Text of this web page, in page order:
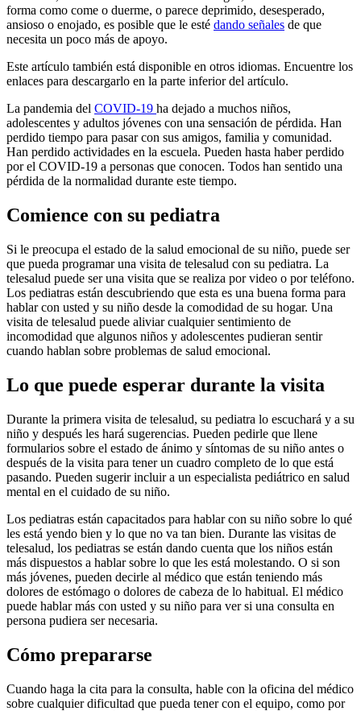
forma como come o duerme, o parece deprimido, desesperado,
ansioso o enojado, es posible que le esté dando señales de que
necesita un poco más de apoyo.
Este artículo también está disponible en otros idiomas. Encuentre los
enlaces para descargarlo en la parte inferior del artículo.
La pandemia del COVID-19 ha dejado a muchos niños,
adolescentes y adultos jóvenes con una sensación de pérdida. Han
perdido tiempo para pasar con sus amigos, familia y comunidad.
Han perdido actividades en la escuela. Pueden hasta haber perdido
por el COVID-19 a personas que conocen. Todos han sentido una
pérdida de la normalidad durante este tiempo.
Comience con su pediatra
Si le preocupa el estado de la salud emocional de su niño, puede ser
que pueda programar una visita de telesalud con su pediatra. La
telesalud puede ser una visita que se realiza por video o por teléfono.
Los pediatras están descubriendo que esta es una buena forma para
hablar con usted y su niño desde la comodidad de su hogar. Una
visita de telesalud puede aliviar cualquier sentimiento de
incomodidad que algunos niños y adolescentes pudieran sentir
cuando hablan sobre problemas de salud emocional.
Lo que puede esperar durante la visita
Durante la primera visita de telesalud, su pediatra lo escuchará y a su
niño y después les hará sugerencias. Pueden pedirle que llene
formularios sobre el estado de ánimo y síntomas de su niño antes o
después de la visita para tener un cuadro completo de lo que está
pasando. Pueden sugerir incluir a un especialista pediátrico en salud
mental en el cuidado de su niño.
Los pediatras están capacitados para hablar con su niño sobre lo qué
les está yendo bien y lo que no va tan bien. Durante las visitas de
telesalud, los pediatras se están dando cuenta que los niños están
más dispuestos a hablar sobre lo que les está molestando. O si son
más jóvenes, pueden decirle al médico que están teniendo más
dolores de estómago o dolores de cabeza de lo habitual. El médico
puede hablar más con usted y su niño para ver si una consulta en
persona pudiera ser necesaria.
Cómo prepararse
Cuando haga la cita para la consulta, hable con la oficina del médico
sobre cualquier dificultad que pueda tener con el equipo, como por